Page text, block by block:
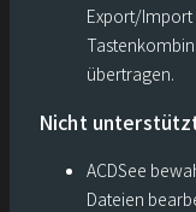
Export/
übertragen.
Nicht
ACDSee
Dateien